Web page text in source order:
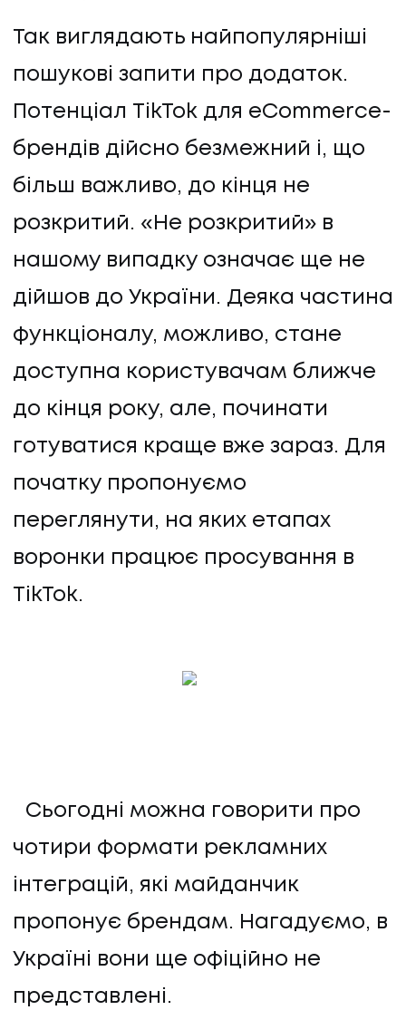
Так виглядають найпопулярніші
пошукові запити про додаток.
Потенціал TikTok для eCommerce-
брендів дійсно безмежний і, що
більш важливо, до кінця не
розкритий. «Не розкритий» в
нашому випадку означає ще не
дійшов до України. Деяка частина
функціоналу, можливо, стане
доступна користувачам ближче
до кінця року, але, починати
готуватися краще вже зараз. Для
початку пропонуємо
переглянути, на яких етапах
воронки працює просування в
TikTok.
Сьогодні можна говорити про
чотири формати рекламних
інтеграцій, які майданчик
пропонує брендам. Нагадуємо, в
Україні вони ще офіційно не
представлені.